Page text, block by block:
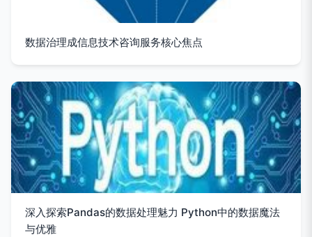
数据治理成信息技术咨询服务核心焦点
深入探索Pandas的数据处理魅力 Python中的数据魔法
与优雅